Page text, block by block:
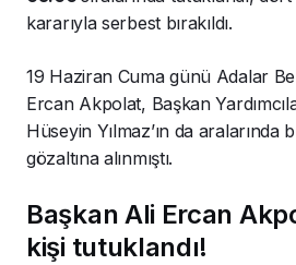
kararıyla serbest bırakıldı.
19 Haziran Cuma günü Adalar
Ercan Akpolat, Başkan
Hüseyin Yılmaz’ın da
gözaltına alınmıştı.
Başkan Ali Ercan
kişi tutuklandı!